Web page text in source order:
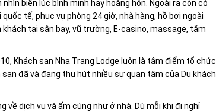
biển lúc bình minh hay hoàng hôn. Ngoài ra còn có
tế, phuc vụ phòng 24 giờ, nhà hàng, hồ bơi ngoài
tại sân bay, vũ trường, E-casino, massage, tắm
Khách sạn Nha Trang Lodge luôn là tâm điểm tổ chức
đã và đang thu hút nhiều sự quan tâm của Du khách
về dịch vụ và ấm cúng như ở nhà. Dù mỗi khi đi nghỉ